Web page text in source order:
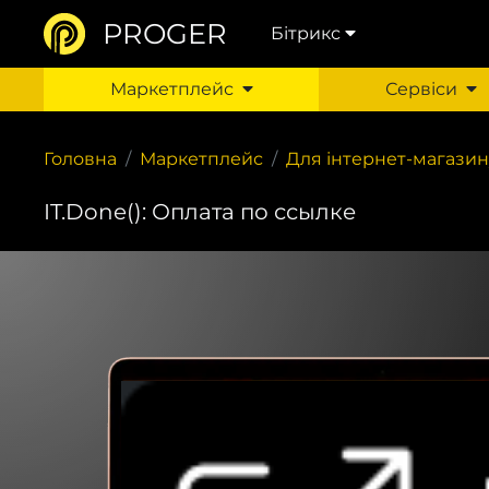
PROGER Бітрикс
Маркетплейс Сервіси
Головна Маркетплейс Для інтернет-
IT.Done(): Оплата по ссылке